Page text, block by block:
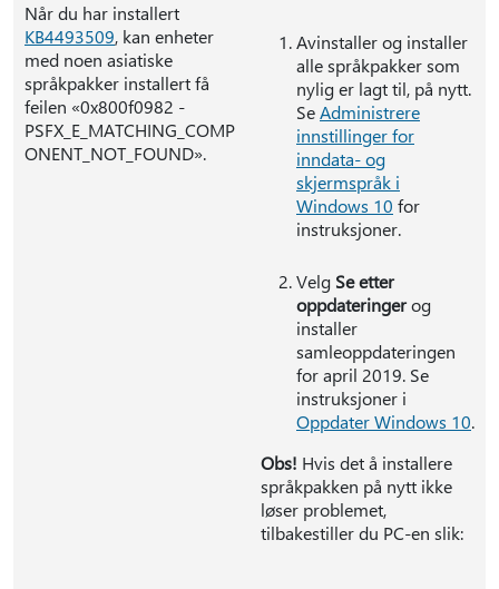
Når du har installert
KB4493509, kan enheter
med noen asiatiske
språkpakker installert få
feilen «0x800f0982 -
PSFX_E_MATCHING_COMP
ONENT_NOT_FOUND».
Avinstaller og installer
alle språkpakker som
nylig er lagt til, på nytt.
SeAdministrere
innstillinger for
inndata- og
skjermspråk i
Windows 10 for
instruksjoner.
Velg Se etter
oppdateringerog
installer
samleoppdateringen
for april 2019. Se
instruksjoner i
Oppdater Windows 10.
Obs! Hvis det å installere
språkpakken på nytt ikke
løser problemet,
tilbakestiller du PC-en slik: